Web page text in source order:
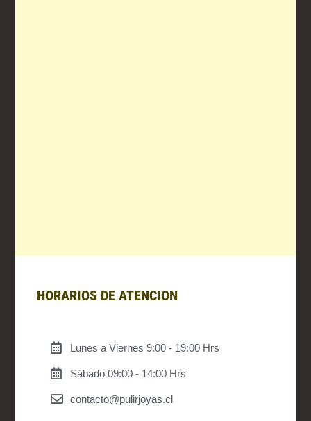
HORARIOS DE ATENCION
Lunes a Viernes 9:00 - 19:00 Hrs
Sábado 09:00 - 14:00 Hrs
contacto@pulirjoyas.cl